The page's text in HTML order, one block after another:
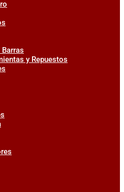
y Repuestos